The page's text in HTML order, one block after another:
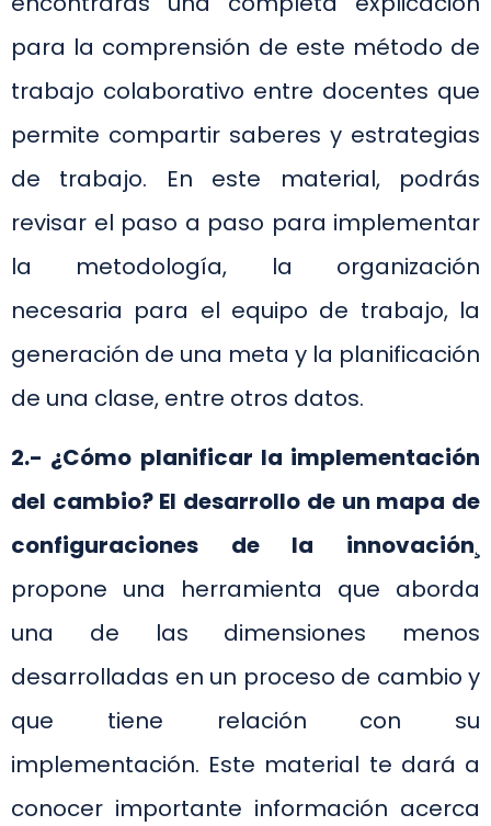
para la comprensión de este método de
trabajo colaborativo entre docentes que
permite compartir saberes y estrategias
de trabajo. En este material, podrás
revisar el paso a paso para implementar
la metodología, la organización
necesaria para el equipo de trabajo, la
generación de una meta y la planificación
de una clase, entre otros datos.
2.- ¿Cómo planificar la implementación
del cambio? El desarrollo de un mapa de
configuraciones de la innovación¸
propone una herramienta que aborda
una de las dimensiones menos
desarrolladas en un proceso de cambio y
que tiene relación con su
implementación. Este material te dará a
conocer importante información acerca